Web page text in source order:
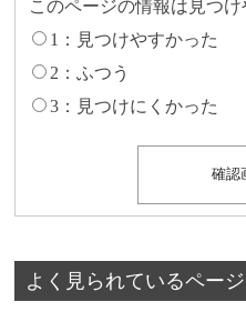
このページの情報は見つ
1：見つけやすかった
2：ふつう
3：見つけにくかった
よく見られているページ